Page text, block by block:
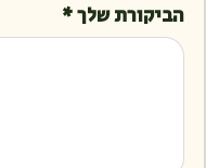
הביקורת שלך*